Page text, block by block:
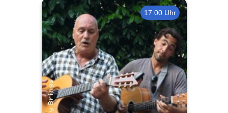
17:00 Uhr